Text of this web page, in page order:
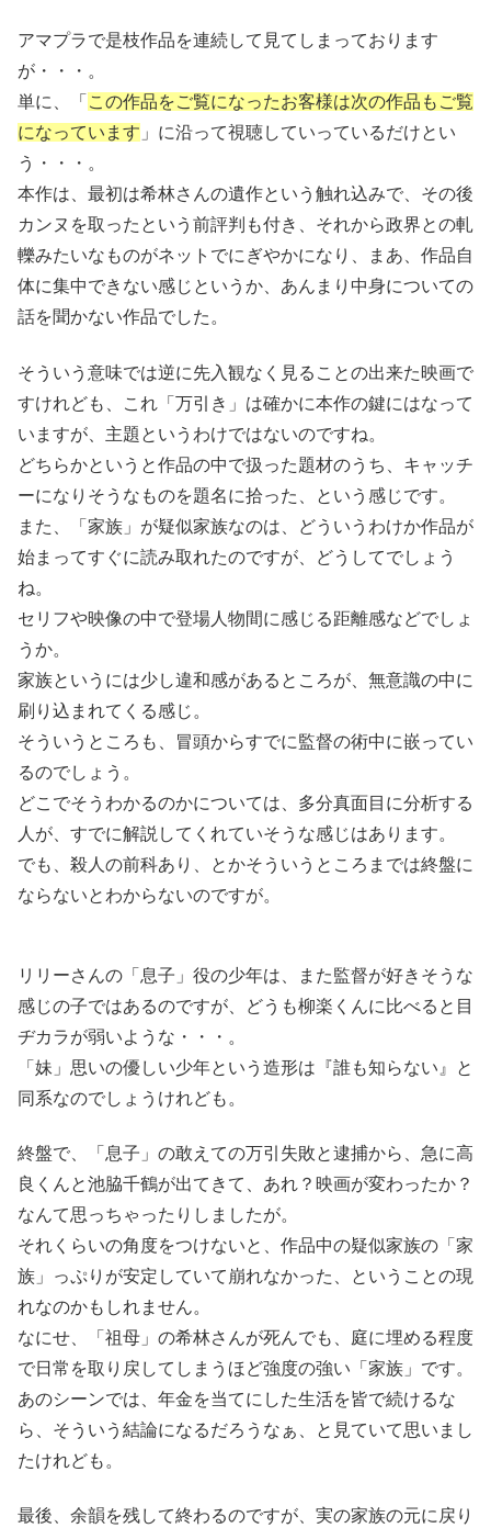
アマプラで是枝作品を連続して見てしまっております
が・・・。
単に、「 この作品をご覧になったお客様は次の作品もご覧
になっています 」に沿って視聴していっているだけとい
う・・・。
本作は、最初は希林さんの遺作という触れ込みで、その後
カンヌを取ったという前評判も付き、それから政界との軋
轢みたいなものがネットでにぎやかになり、まあ、作品自
体に集中できない感じというか、あんまり中身についての
話を聞かない作品でした。
そういう意味では逆に先入観なく見ることの出来た映画で
すけれども、これ「万引き」は確かに本作の鍵にはなって
いますが、主題というわけではないのですね。
どちらかというと作品の中で扱った題材のうち、キャッチ
ーになりそうなものを題名に拾った、という感じです。
また、「家族」が疑似家族なのは、どういうわけか作品が
始まってすぐに読み取れたのですが、どうしてでしょう
ね。
セリフや映像の中で登場人物間に感じる距離感などでしょ
うか。
家族というには少し違和感があるところが、無意識の中に
刷り込まれてくる感じ。
そういうところも、冒頭からすでに監督の術中に嵌ってい
るのでしょう。
どこでそうわかるのかについては、多分真面目に分析する
人が、すでに解説してくれていそうな感じはあります。
でも、殺人の前科あり、とかそういうところまでは終盤に
ならないとわからないのですが。
リリーさんの「息子」役の少年は、また監督が好きそうな
感じの子ではあるのですが、どうも柳楽くんに比べると目
ヂカラが弱いような・・・。
「妹」思いの優しい少年という造形は『誰も知らない』と
同系なのでしょうけれども。
終盤で、「息子」の敢えての万引失敗と逮捕から、急に高
良くんと池脇千鶴が出てきて、あれ？映画が変わったか？
なんて思っちゃったりしましたが。
それくらいの角度をつけないと、作品中の疑似家族の「家
族」っぷりが安定していて崩れなかった、ということの現
れなのかもしれません。
なにせ、「祖母」の希林さんが死んでも、庭に埋める程度
で日常を取り戻してしまうほど強度の強い「家族」です。
あのシーンでは、年金を当てにした生活を皆で続けるな
ら、そういう結論になるだろうなぁ、と見ていて思いまし
たけれども。
最後、余韻を残して終わるのですが、実の家族の元に戻り